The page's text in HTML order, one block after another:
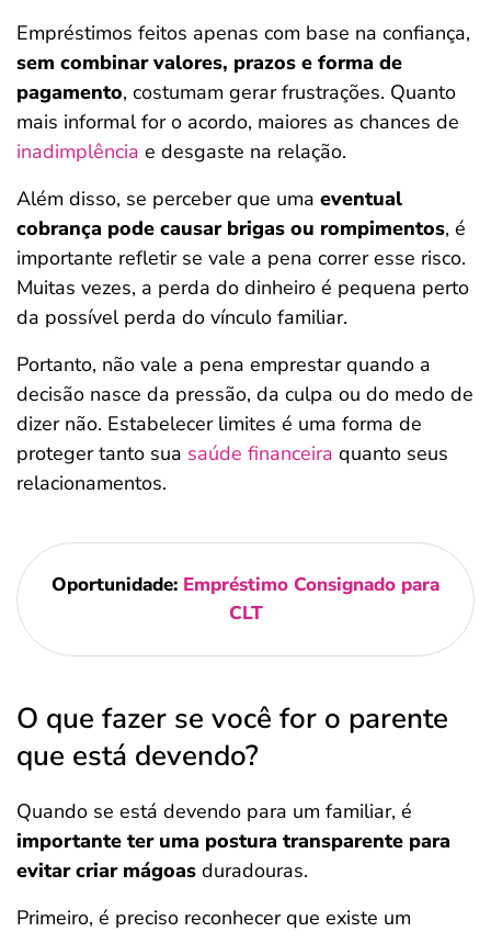
Empréstimos feitos apenas com base na confiança,
sem combinar valores, prazos e forma de
pagamento, costumam gerar frustrações. Quanto
mais informal for o acordo, maiores as chances de
inadimplência e desgaste na relação.
Além disso, se perceber que uma eventual
cobrança pode causar brigas ou rompimentos, é
importante refletir se vale a pena correr esse risco.
Muitas vezes, a perda do dinheiro é pequena perto
da possível perda do vínculo familiar.
Portanto, não vale a pena emprestar quando a
decisão nasce da pressão, da culpa ou do medo de
dizer não. Estabelecer limites é uma forma de
proteger tanto sua saúde financeira quanto seus
relacionamentos.
Oportunidade: Empréstimo Consignado para
CLT
O que fazer se você for o parente
que está devendo?
Quando se está devendo para um familiar, é
importante ter uma postura transparente para
evitar criar mágoas duradouras.
Primeiro, é preciso reconhecer que existe um